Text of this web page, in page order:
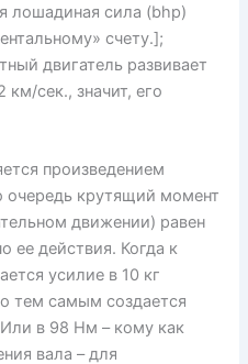
лошадиная сила (bhp)
счету.];
двигатель развивает
км/сек., значит, его
произведением
крутящий момент
движении) равен
ее действия. Когда к
усилие в 10 кг
тем самым создается
в 98 Нм – кому как
вала – для